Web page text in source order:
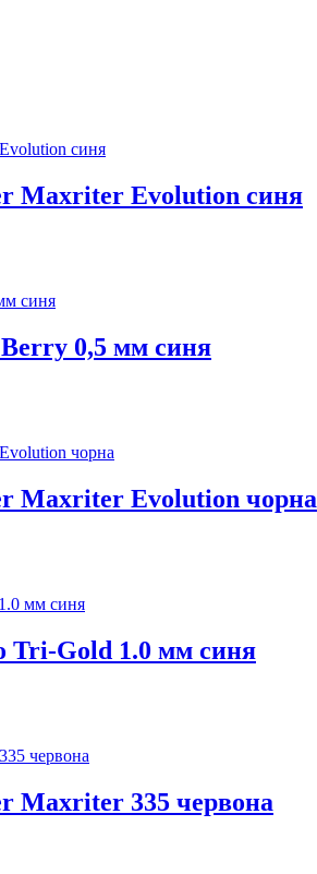
Maxriter Evolution синя
0,5 мм синя
Maxriter Evolution чорна
Tri-Gold 1.0 мм синя
Maxriter 335 червона